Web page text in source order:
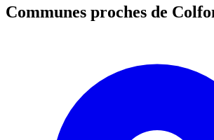
Communes proches de